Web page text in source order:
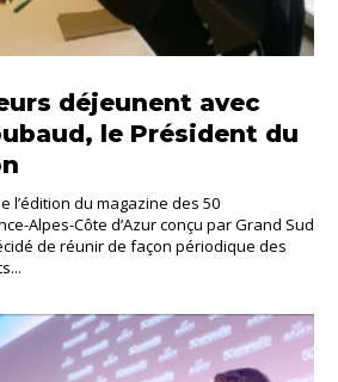
déjeunent avec
le Président du
l’édition du magazine des 50
Alpes-Côte d’Azur conçu par Grand Sud
de réunir de façon périodique des